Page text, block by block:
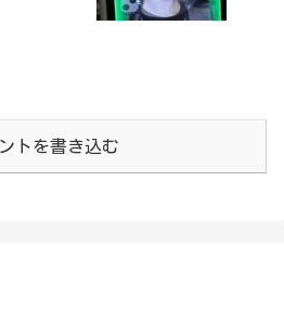
トを書き込む